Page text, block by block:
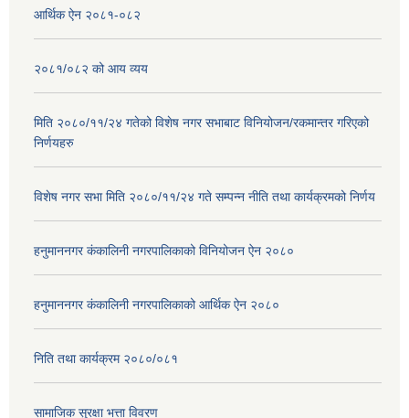
आर्थिक ऐन २०८१-०८२
२०८१/०८२ को आय व्यय
मिति २०८०/११/२४ गतेको विशेष नगर सभाबाट विनियोजन/रकमान्तर गरिएको
निर्णयहरु
विशेष नगर सभा मिति २०८०/११/२४ गते सम्पन्न नीति तथा कार्यक्रमको निर्णय
हनुमाननगर कंकालिनी नगरपालिकाको विनियोजन ऐन २०८०
हनुमाननगर कंकालिनी नगरपालिकाको आर्थिक ऐन २०८०
निति तथा कार्यक्रम २०८०/०८१
सामाजिक सुरक्षा भत्ता विवरण